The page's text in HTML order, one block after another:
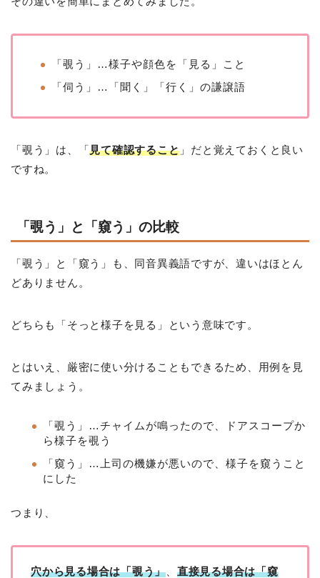
「覗う」…様子や顔色を「見る」こと
「伺う」…「聞く」「行く」の謙譲語
「覗う」は、「見て確認すること 」だと覚えておくと良い
ですね。
「覗う」と「窺う」の比較
「覗う」と「窺う」も、同音異義語ですが、違いはほとん
どありません。
どちらも「そっと様子を見る」という意味です。
とはいえ、厳密に使い分けることもできるため、用例を見
てみましょう。
「覗う」…チャイムが鳴ったので、ドアスコープか
ら様子を覗う
「窺う」…上司の機嫌が悪いので、様子を窺うこと
にした
つまり、
穴から見る場合は「覗う」
直接見る場合は「窺